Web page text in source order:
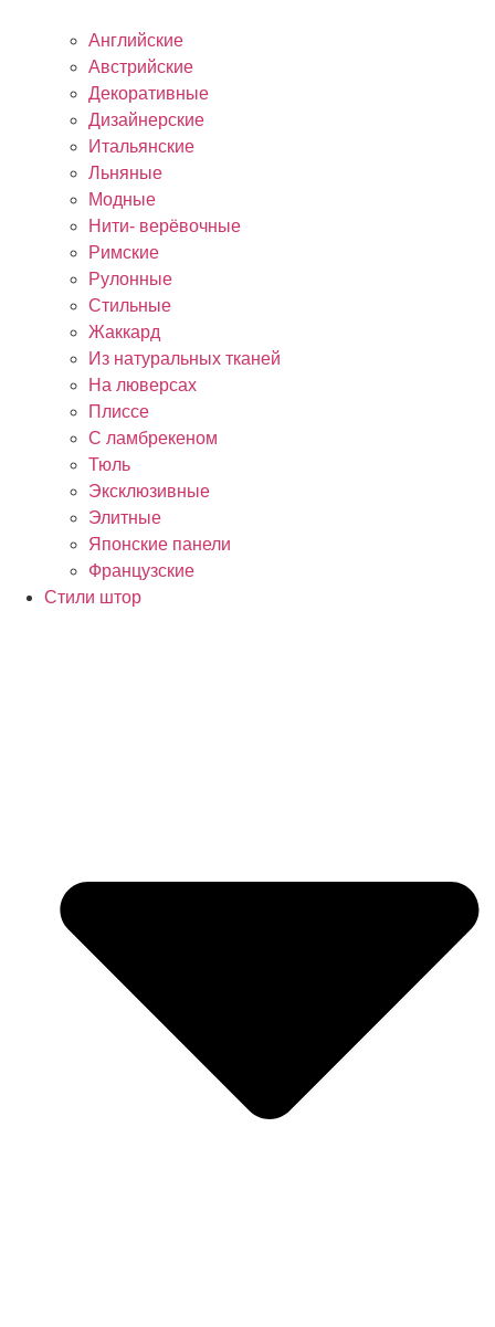
Английские
Австрийские
Декоративные
Дизайнерские
Итальянские
Льняные
Модные
Нити- верёвочные
Римские
Рулонные
Стильные
Жаккард
Из натуральных тканей
На люверсах
Плиссе
С ламбрекеном
Тюль
Эксклюзивные
Элитные
Японские панели
Французские
Стили штор